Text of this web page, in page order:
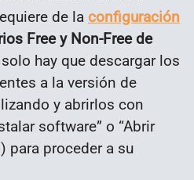
de la configuración
Free y Non-Free de
hay que descargar los
a la versión de
y abrirlos con
software” o “Abrir
para proceder a su